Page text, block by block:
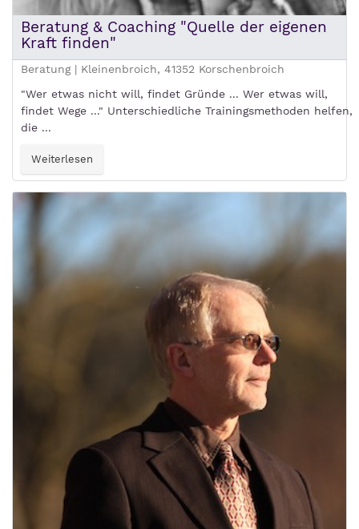
Beratung & Coaching "Quelle der eigenen
Kraft finden"
Beratung | Kleinenbroich, 41352 Korschenbroich
"Wer etwas nicht will, findet Gründe ... Wer etwas will,
findet Wege ..." Unterschiedliche Trainingsmethoden helfen,
die ...
Weiterlesen